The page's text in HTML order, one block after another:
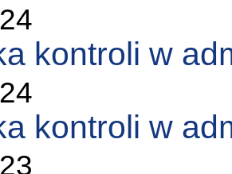
kontroli w
kontroli w